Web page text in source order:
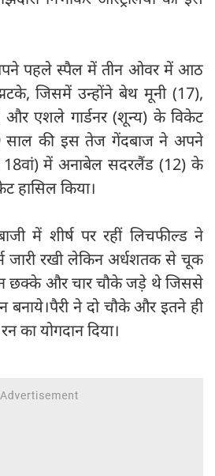
पहले स्पैल में तीन ओवर में आठ
जिसमें उन्होंने बेथ मूनी (17),
और एशले गार्डनर (शून्य) के विकेट
साल की इस तेज गेंदबाज ने अपने
18वां) में अनाबेल सदरलैंड (12) के
हासिल किया।
में शीर्ष पर रहीं लिचफील्ड ने
जारी रखी लेकिन अर्धशतक से चूक
छक्के और चार चौके जड़े थे जिससे
बनाये।पैरी ने दो चौके और इतने ही
योगदान दिया।